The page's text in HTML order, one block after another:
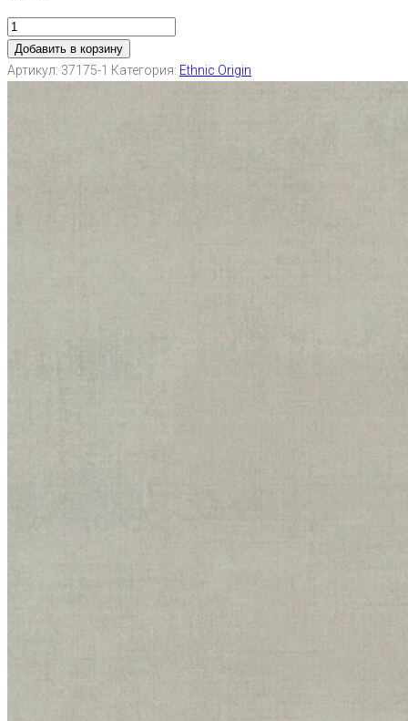
Добавить в корзину
Артикул: 37175-1 Категория: Ethnic Origin